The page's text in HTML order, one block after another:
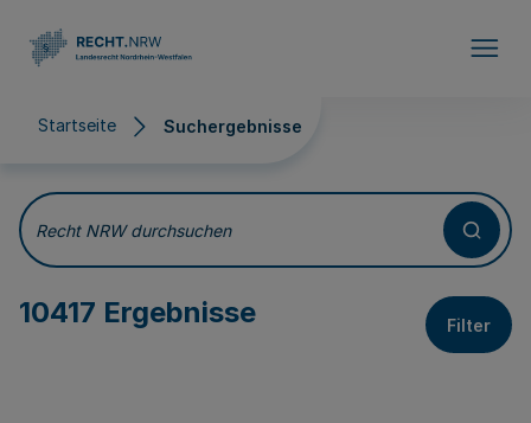
Startseite Suchergebnisse
Suchergebnisse
Recht NRW durchsuchen
10417 Ergebnisse Filter